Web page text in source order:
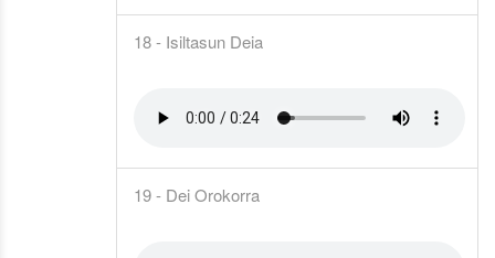
18 - Isiltasun Deia
19 - Dei Orokorra